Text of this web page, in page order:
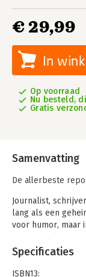
€ 29,99
In
Op voorraad
Nu besteld,
Gratis
Samenvatting
De allerbeste
Journalist,
lang als een
voor humor, maar
spraakmakendste
en maakt hij met
Weer een dag én
Specificaties
ISBN13: